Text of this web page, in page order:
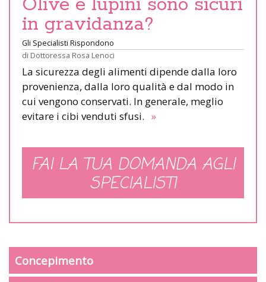
Olive e lupini sono sicuri
in gravidanza?
Gli Specialisti Rispondono
di Dottoressa Rosa Lenoci
La sicurezza degli alimenti dipende dalla loro
provenienza, dalla loro qualità e dal modo in
cui vengono conservati. In generale, meglio
evitare i cibi venduti sfusi. »
FAI LA TUA DOMANDA AGLI
SPECIALISTI
Concepimento